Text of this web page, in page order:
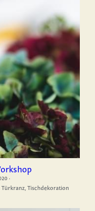
·
Türkranz, Tischdekoration